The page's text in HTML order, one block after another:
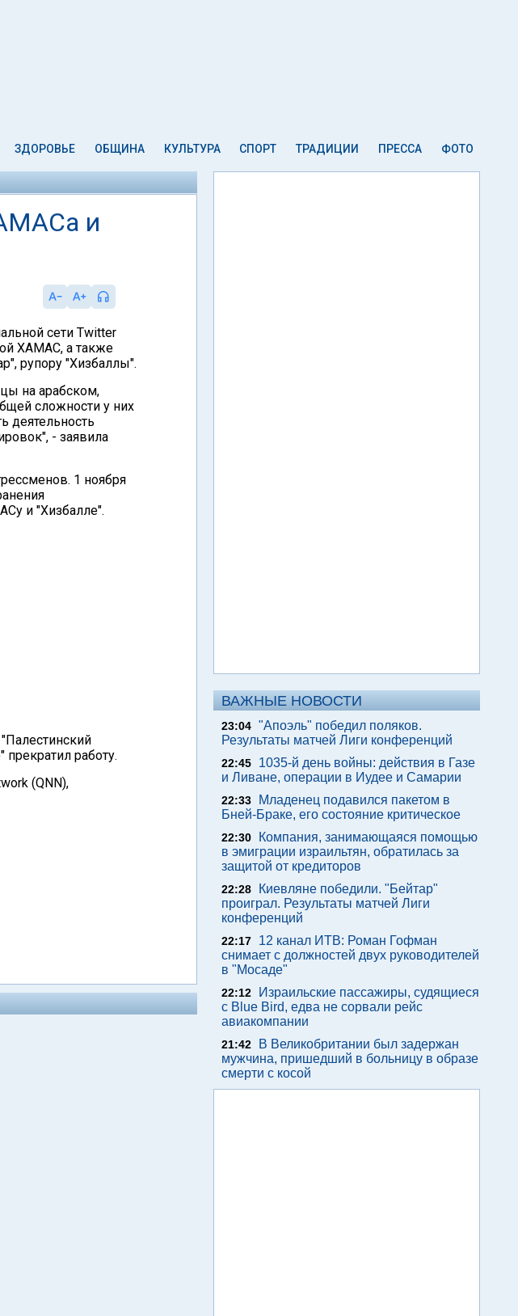
ЗДОРОВЬЕ ОБЩИНА КУЛЬТУРА СПОРТ ТРАДИЦИИ ПРЕССА ФОТО
и
сети Twitter
ХАМАС, а также
рупору "Хизбаллы".
на арабском,
сложности у них
деятельность
- заявила
1 ноября
и "Хизбалле".
"Палестинский
работу.
(QNN),
ВАЖНЫЕ НОВОСТИ
23:04 "Апоэль" победил поляков.
Результаты матчей Лиги конференций
22:45
1035-й день войны: действия в Газе
и Ливане, операции в Иудее и Самарии
22:33
Младенец подавился пакетом в
Бней-Браке, его состояние критическое
22:30
Компания, занимающаяся помощью
в эмиграции израильтян, обратилась за
защитой от кредиторов
22:28
Киевляне победили. "Бейтар"
проиграл. Результаты матчей Лиги
конференций
22:17
12 канал ИТВ: Роман Гофман
снимает с должностей двух руководителей
в "Мосаде"
22:12
Израильские пассажиры, судящиеся
с Blue Bird, едва не сорвали рейс
авиакомпании
21:42
В Великобритании был задержан
мужчина, пришедший в больницу в образе
смерти с косой